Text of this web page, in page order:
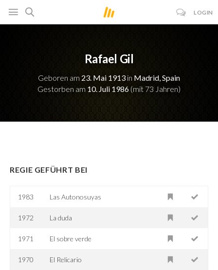
LOGIN
Rafael Gil
Geboren am 23. Mai 1913in Madrid, Spain
Gestorben am 10. Juli 1986 (mit 73 Jahren)
REGIE GEFÜHRT BEI
1983 Las Autonosuyas
1972 La duda
1971 El sobre verde
1970 El Relicario